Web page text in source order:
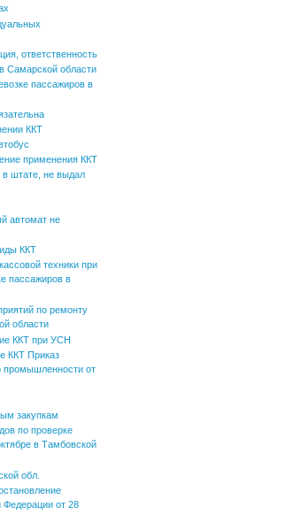
ответственность
Самарской области
пассажиров в
ККТ
применения ККТ
штате, не выдал
автомат не
ККТ
техники при
пассажиров в
по ремонту
области
ККТ при УСН
ККТ Приказ
промышленности от
закупкам
по проверке
в Тамбовской
обл.
Федерации от 28